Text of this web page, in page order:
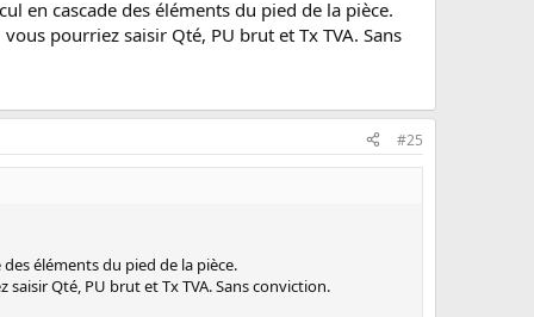
en cascade des éléments du pied de la pièce.
pourriez saisir Qté, PU brut et Tx TVA. Sans
#25
éléments du pied de la pièce.
Qté, PU brut et Tx TVA. Sans conviction.